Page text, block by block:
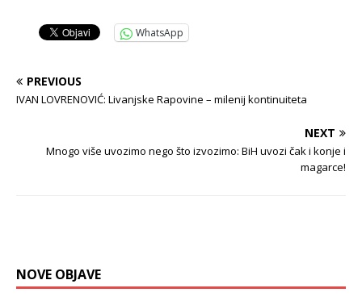
WhatsApp
PREVIOUS
IVAN LOVRENOVIĆ: Livanjske Rapovine – milenij kontinuiteta
NEXT
Mnogo više uvozimo nego što izvozimo: BiH uvozi čak i konje i
magarce!
NOVE OBJAVE